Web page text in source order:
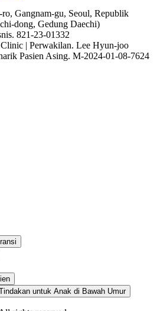
Gangnam-gu, Seoul, Republik
dong, Gedung Daechi)
821-23-01332
| Perwakilan. Lee Hyun-joo
Pasien Asing. M-2024-01-08-7624
untuk Anak di Bawah Umur